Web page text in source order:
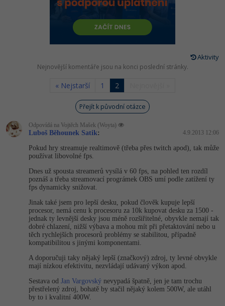
HTML5, CSS3, Bootstrap, SEO
SQL a databáze
Testování a verzování
UML a návrhové vzory
Spring
ASP.NET MVC
Django
Best practices
JavaScript
Python
HTML / CSS
UML a návrhové vzory
SQLite
Vývojář mobilních aplikací
Specialista na AI a bigdata
Systémový administrátor
Grafik / UX/UI návrhář
3D grafik
Databázový analytik
Copywriter
WordPress specialista
SEO specialista
Python -80%
JavaScript -80%
-80%
Kotlin -80%
C -80%
VB.NET
SQL
Návrh SW -80%
Algoritmy -41%
Umělá inteligence (AI) -10%
Pro děti
Digitální gramotnost
Marketing -30%
SEO
Business
Kryptoměny -25%
Copywriting -30%
MS Office
Google Dokumenty
Time management
Windows
Linux
-80%
Adobe Illustrator -80%
Adobe XD -15%
Adobe InDesign -25%
Adobe After Effects
Blender -80%
Inkscape
Fotografování -80%
Video
Aktivity
Nejnovější komentáře jsou na konci poslední stránky.
« Nejstarší 1 2
Přejít k původní otázce
Odpovídá na Vojtěch Mašek (Woyta)
Luboš Běhounek Satik: 4.9.2013 12:06
Pokud hry streamuje realtimově (třeba přes twitch apod), tak může
používat libovolné fps.
Dnes už spousta streamerů vysílá v 60 fps, na pohled ten rozdíl
poznáš a třeba streamovací prográmek OBS umí podle zatížení ty
fps dynamicky snižovat.
Jinak také jsem pro lepší desku, pokud člověk kupuje lepší
procesor, nemá cenu k procesoru za 10k kupovat desku za 1500 -
jednak ty levnější desky jsou méně rozšiřitelné, obyvkle nemají tak
dobré chlazení, nižší výbava a mohou mít při přetaktování nebo u
těch rychlejších procesorů problémy se stabilitou, případně
kompatibilitou s jinými komponentami.
A doporučuji taky nějaký lepší (značkový) zdroj, ty levné obvykle
mají nízkou efektivitu, nezvládají udávaný výkon apod.
Sestava od Jan Vargovský nevypadá špatně, jen je tam trochu
přestřelený zdroj, bohatě by stačil nějaký kolem 500W, ale utáhl
by to i kvalitní 400W.